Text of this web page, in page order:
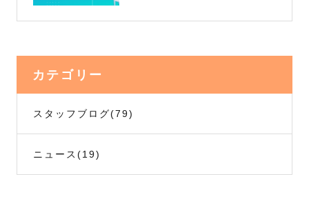
カテゴリー
スタッフブログ(79)
ニュース (19)